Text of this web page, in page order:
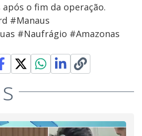
o fim da operação.
#Manaus
#Naufrágio #Amazonas